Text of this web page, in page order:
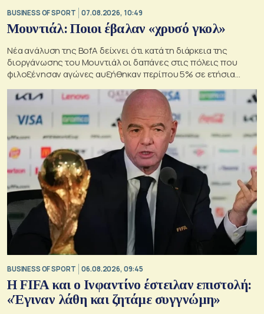
BUSINESS OF SPORT 07.08.2026, 10:49
Μουντιάλ: Ποιοι έβαλαν «χρυσό γκολ»
Νέα ανάλυση της BofA δείχνει ότι κατά τη διάρκεια της
διοργάνωσης του Μουντιάλ οι δαπάνες στις πόλεις που
φιλοξένησαν αγώνες αυξήθηκαν περίπου 5% σε ετήσια
BUSINESS OF SPORT 06.08.2026, 09:45
Η FIFA και ο Ινφαντίνο έστειλαν επιστολή:
«Έγιναν λάθη και ζητάμε συγγνώμη»